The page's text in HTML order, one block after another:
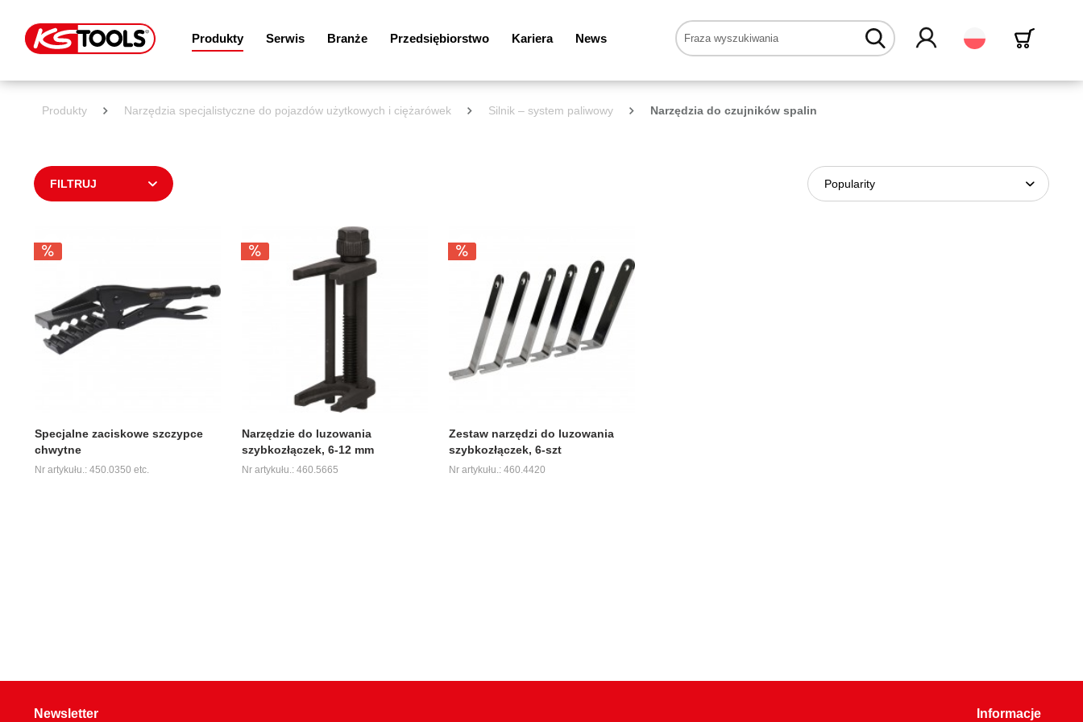
Produkty Serwis Branże Przedsiębiorstwo Kariera News Polski
Produkty Narzędzia specjalistyczne do pojazdów użytkowych i ciężarówek Silnik – system paliwowy Narzędzia do czujników spalin
FILTRUJ
Specjalne zaciskowe szczypce
chwytne
Nr artykułu.: 450.0350 etc.
Narzędzie do luzowania
szybkozłączek, 6-12 mm
Nr artykułu.: 460.5665
Zestaw narzędzi do luzowania
szybkozłączek, 6-szt
Nr artykułu.: 460.4420
Newsletter Informacje